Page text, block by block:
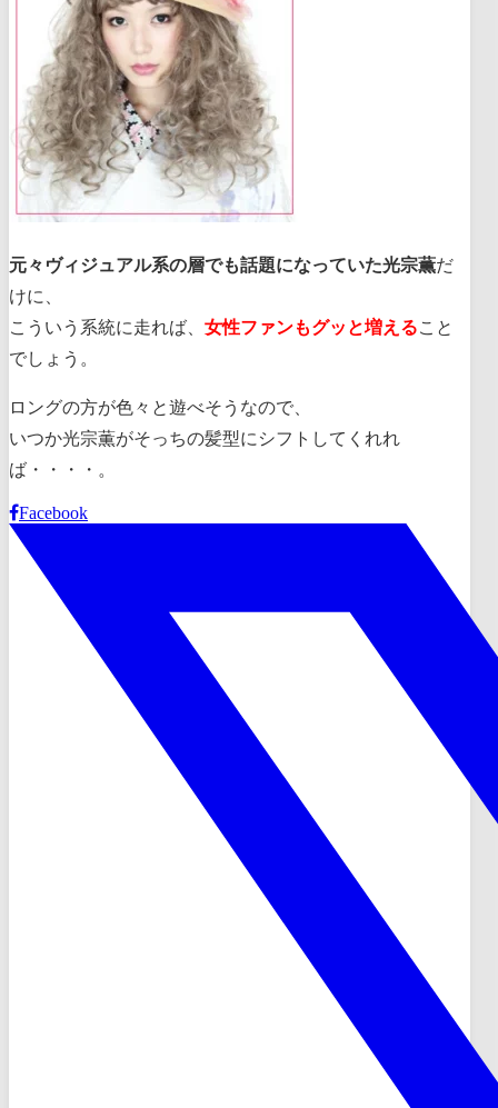
元々ヴィジュアル系の層でも話題になっていた光宗薫だ
けに、
こういう系統に走れば、 女性ファンもグッと増えること
でしょう。
ロングの方が色々と遊べそうなので、
いつか光宗薫がそっちの髪型にシフトしてくれれ
ば・・・・。
Facebook